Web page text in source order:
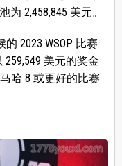
2,458,845 美元。
2023 WSOP 比赛
美元的奖金
哈 8 或更好的比赛